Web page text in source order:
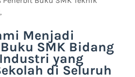
Menjadi
SMK Bidang
yang
di Seluruh